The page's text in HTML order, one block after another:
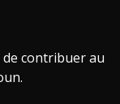
de contribuer au